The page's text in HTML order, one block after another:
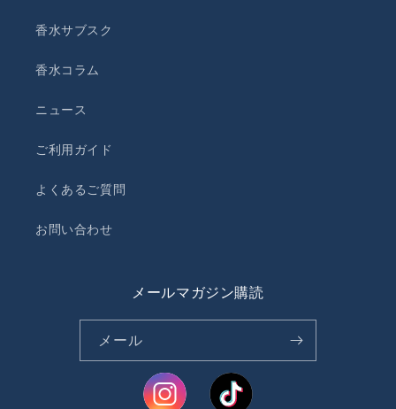
香水サブスク
香水コラム
ニュース
ご利用ガイド
よくあるご質問
お問い合わせ
メールマガジン購読
メール